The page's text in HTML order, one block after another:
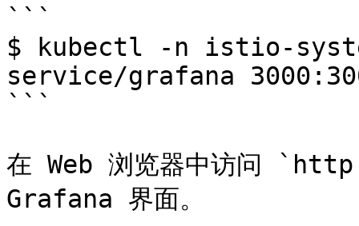
```
$ kubectl -n istio-
service/grafana
```
在 Web 浏览器中访问
Grafana 界面。